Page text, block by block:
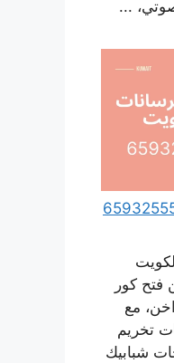
...
بالليزر الكويت 65932555
ساعة من فتح كور
مع
تخريم
شبابيك